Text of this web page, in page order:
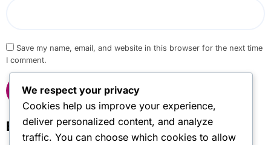
Save my name, email, and website in this browser for the next time
I comment.
Bağlantılar
We respect your privacy
Cookies help us improve your experience,
deliver personalized content, and analyze
traffic. You can choose which cookies to allow